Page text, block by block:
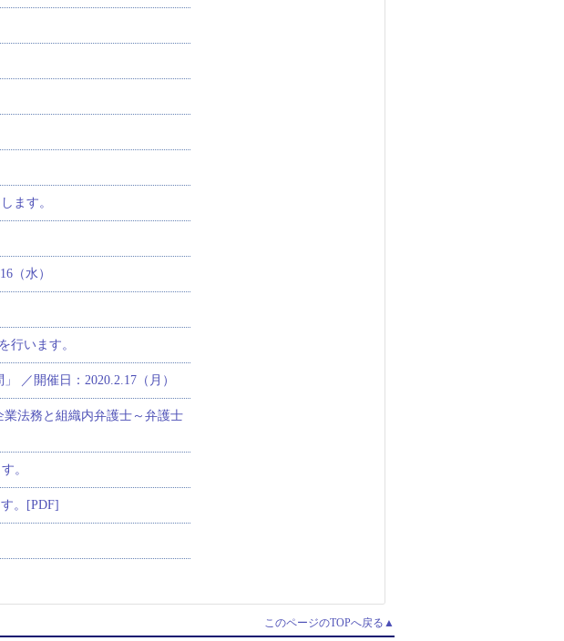
ます。
（水）
行います。
／開催日：2020.2.17（月）
法務と組織内弁護士～弁護士
。
。[PDF]
このページのTOPへ戻る▲